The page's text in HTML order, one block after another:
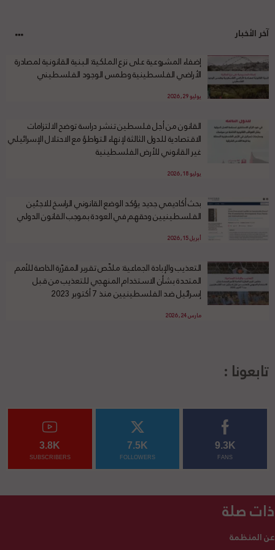
آخر الأخبار
إضفاء المشروعية على نزع الملكية: البنية القانونية لمصادرة
الأراضي الفلسطينية وطمس الوجود الفلسطيني
يوليو 29, 2026
القانون من أجل فلسطين تنشر دراسة توضح الالتزامات
الاقتصادية للدول الثالثة لإنهاء التواطؤ مع الاحتلال الإسرائيلي
غير القانوني للأرض الفلسطينية
يوليو 18, 2026
بحث أكاديمي جديد يؤكد الوضع القانوني الراسخ للاجئين
الفلسطينيين وحقهم في العودة بموجب القانون الدولي
أبريل 15, 2026
التعذيب والإبادة الجماعية: ملخّص تقرير المقرّرة الخاصة للأمم
المتحدة بشأن الاستخدام المنهجي للتعذيب من قبل
إسرائيل ضد الفلسطينيين منذ 7 أكتوبر 2023
مارس 24, 2026
تابعونا :
9.3K
FANS
7.5K
FOLLOWERS
3.8K
SUBSCRIBERS
ذات صلة
عن المنظمة